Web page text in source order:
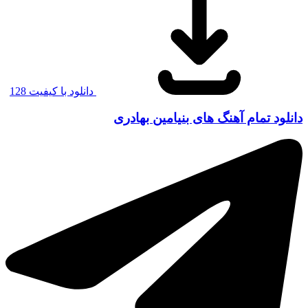
دانلود با کیفیت 128
تمام آهنگ های بنیامین بهادری